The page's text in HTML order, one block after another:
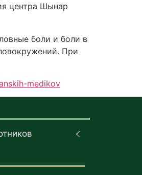
центра Шынар
боли и боли в
При
medikov